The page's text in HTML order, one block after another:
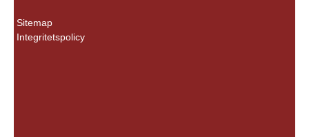
Sitemap
Integritetspolicy